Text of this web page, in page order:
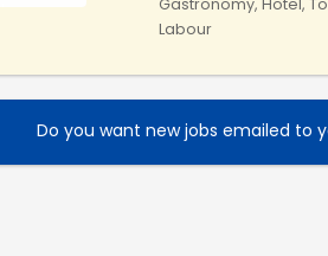
Gastronomy, Hotel,
Labour
Do you want new jobs emailed to